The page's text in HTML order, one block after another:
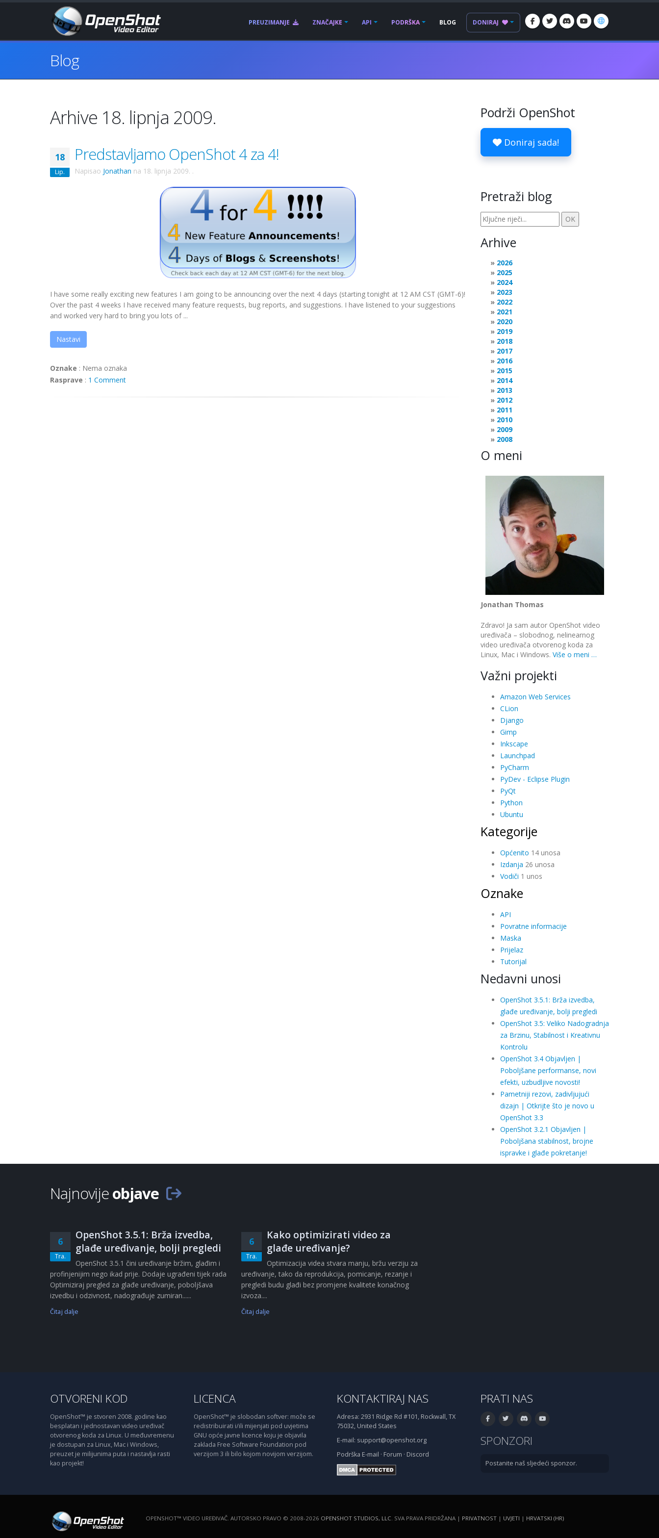
PREUZIMANJE ZNAČAJKE API PODRŠKA BLOG DONIRAJ
Blog
Arhive 18. lipnja 2009.
18
Lip.
Predstavljamo OpenShot 4 za 4!
Napisao Jonathan na 18. lipnja 2009. .
I have some really exciting new features I am going to be announcing over the next 4 days (starting tonight at 12 AM CST (GMT-6)!
Over the past 4 weeks I have received many feature requests, bug reports, and suggestions. I have listened to your suggestions
and worked very hard to bring you lots of ...
Nastavi
Oznake : Nema oznaka
Rasprave : 1 Comment
Podrži OpenShot
Doniraj sada!
Pretraži blog
Arhive
2026
2025
2024
2023
2022
2021
2020
2019
2018
2017
2016
2015
2014
2013
2012
2011
2010
2009
2008
O meni
Jonathan Thomas
Zdravo! Ja sam autor OpenShot video
uređivača – slobodnog, nelinearnog
video uređivača otvorenog koda za
Linux, Mac i Windows. Više o meni …
Važni projekti
Amazon Web Services
CLion
Django
Gimp
Inkscape
Launchpad
PyCharm
PyDev - Eclipse Plugin
PyQt
Python
Ubuntu
Kategorije
Općenito 14 unosa
Izdanja 26 unosa
Vodiči 1 unos
Oznake
API
Povratne informacije
Maska
Prijelaz
Tutorijal
Nedavni unosi
OpenShot 3.5.1: Brža izvedba,
glađe uređivanje, bolji pregledi
OpenShot 3.5: Veliko Nadogradnja
za Brzinu, Stabilnost i Kreativnu
Kontrolu
OpenShot 3.4 Objavljen |
Poboljšane performanse, novi
efekti, uzbudljive novosti!
Pametniji rezovi, zadivljujući
dizajn | Otkrijte što je novo u
OpenShot 3.3
OpenShot 3.2.1 Objavljen |
Poboljšana stabilnost, brojne
ispravke i glađe pokretanje!
Najnovijeobjave
6
Tra.
OpenShot 3.5.1: Brža izvedba,
glađe uređivanje, bolji pregledi
OpenShot 3.5.1 čini uređivanje bržim, glađim i
profinjenijim nego ikad prije. Dodaje ugrađeni tijek rada
Optimiziraj pregled za glađe uređivanje, poboljšava
izvedbu i odzivnost, nadograđuje zumiran......
Čitaj dalje
6
Tra.
Kako optimizirati video za
glađe uređivanje?
Optimizacija videa stvara manju, bržu verziju za
uređivanje, tako da reprodukcija, pomicanje, rezanje i
pregledi budu glađi bez promjene kvalitete konačnog
izvoza....
Čitaj dalje
OTVORENI KOD
OpenShot™ je stvoren 2008. godine kao
besplatan i jednostavan video uređivač
otvorenog koda za Linux. U međuvremenu
je dostupan za Linux, Mac i Windows,
preuzet je milijunima puta i nastavlja rasti
kao projekt!
LICENCA
OpenShot™ je slobodan softver: može se
redistribuirati i/ili mijenjati pod uvjetima
GNU opće javne licence koju je objavila
zaklada Free Software Foundation pod
verzijom 3 ili bilo kojom novijom verzijom.
KONTAKTIRAJ NAS
Adresa: 2931 Ridge Rd #101, Rockwall, TX
75032, United States
E-mail: support@openshot.org
Podrška E-mail · Forum · Discord
PRATI NAS
SPONZORI
Postanite naš sljedeći sponzor.
OPENSHOT™ VIDEO UREĐIVAČ. AUTORSKO PRAVO © 2008-2026 OPENSHOT STUDIOS, LLC . SVA PRAVA PRIDRŽANA | PRIVATNOST | UVJETI | HRVATSKI (HR)